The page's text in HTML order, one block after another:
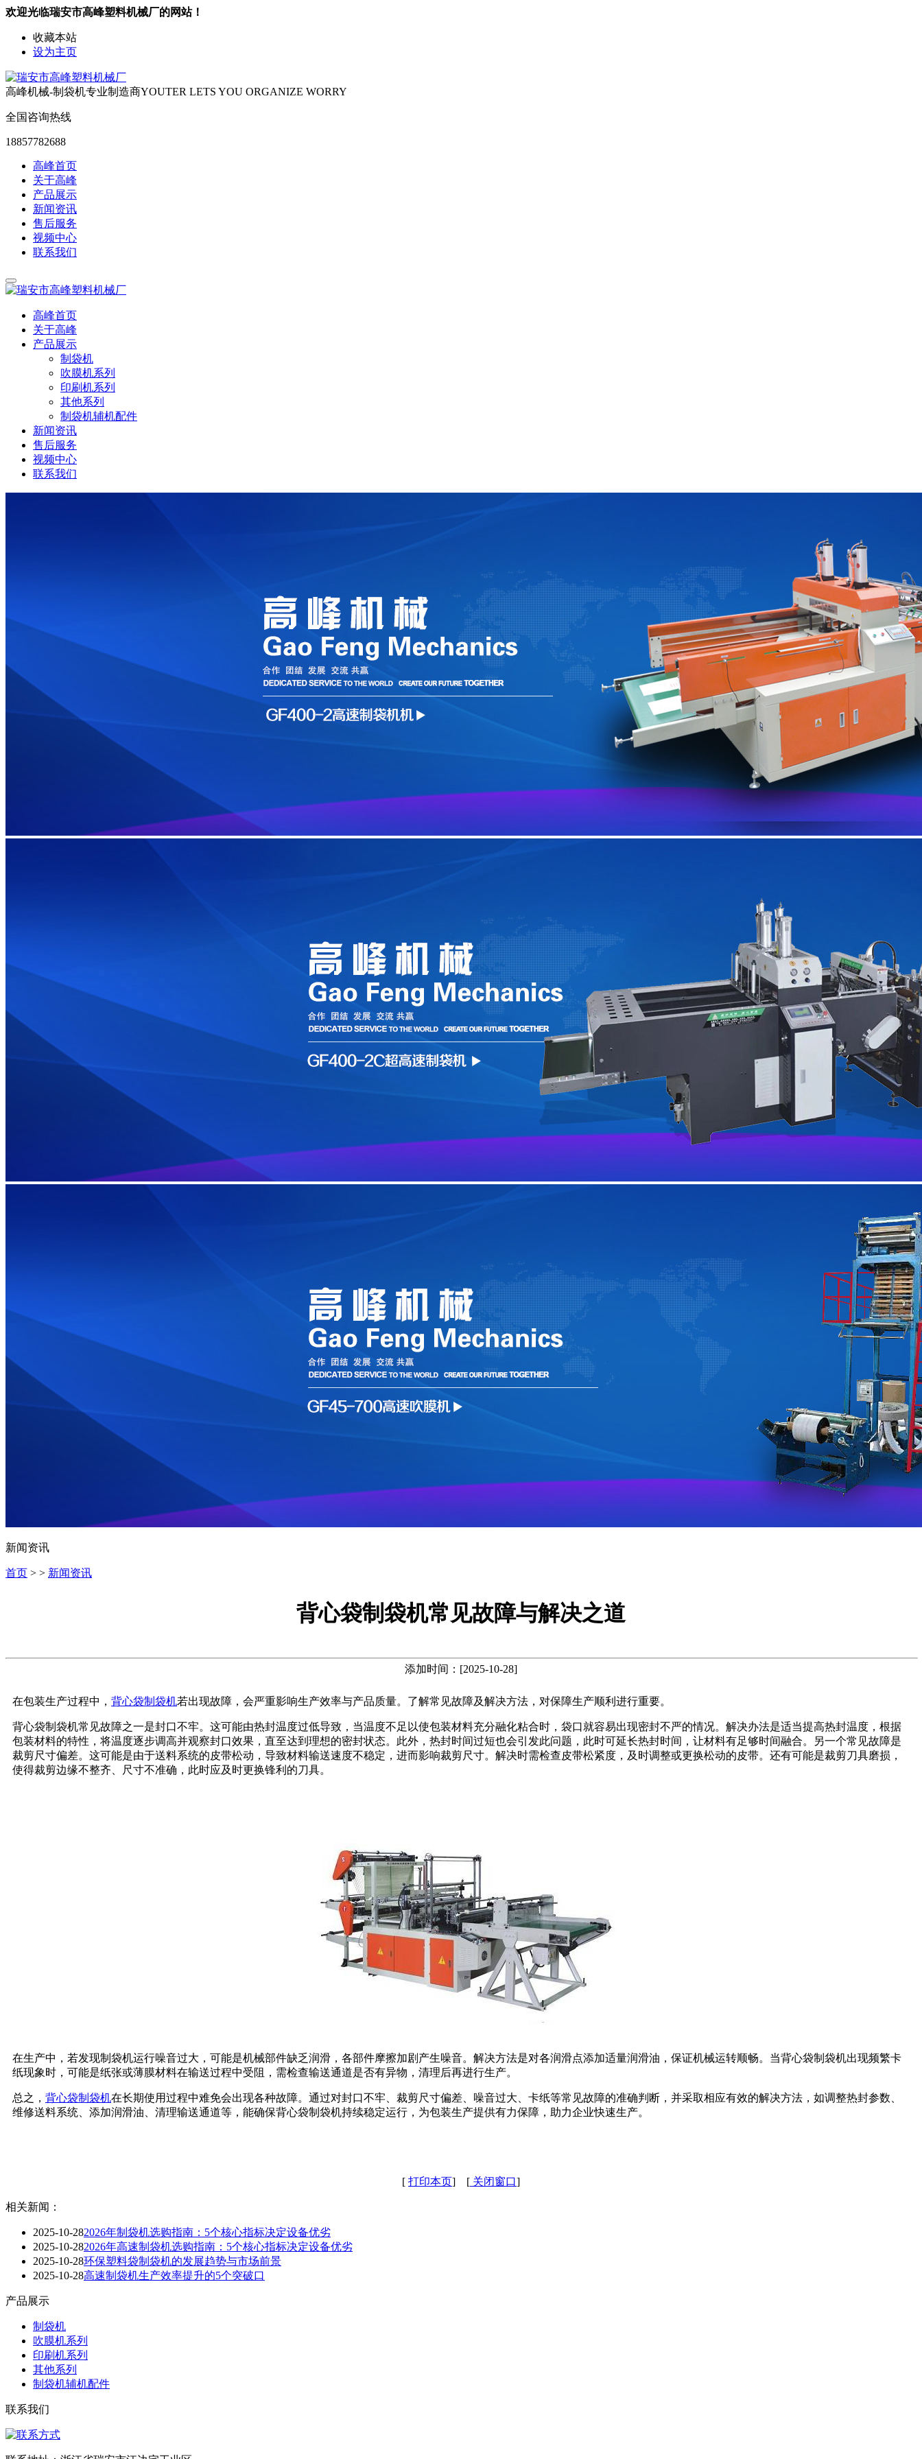
欢迎光临瑞安市高峰塑料机械厂的网站！
收藏本站
设为主页
高峰机械-制袋机专业制造商YOUTER LETS YOU ORGANIZE WORRY
全国咨询热线
18857782688
高峰首页
关于高峰
产品展示
新闻资讯
售后服务
视频中心
联系我们
高峰首页
关于高峰
产品展示
制袋机
吹膜机系列
印刷机系列
其他系列
制袋机辅机配件
新闻资讯
售后服务
视频中心
联系我们
新闻资讯
首页 > > 新闻资讯
背心袋制袋机常见故障与解决之道
添加时间：[2025-10-28]
在包装生产过程中， 背心袋制袋机若出现故障，会严重影响生产效率与产品质量。了解常见故障及解决方法，对保障生产顺利进行重要。
背心袋制袋机常见故障之一是封口不牢。这可能由热封温度过低导致，当温度不足以使包装材料充分融化粘合时，袋口就容易出现密封不严的情况。解决办法是适当提高热封温度，根据
包装材料的特性，将温度逐步调高并观察封口效果，直至达到理想的密封状态。此外，热封时间过短也会引发此问题，此时可延长热封时间，让材料有足够时间融合。另一个常见故障是
裁剪尺寸偏差。这可能是由于送料系统的皮带松动，导致材料输送速度不稳定，进而影响裁剪尺寸。解决时需检查皮带松紧度，及时调整或更换松动的皮带。还有可能是裁剪刀具磨损，
使得裁剪边缘不整齐、尺寸不准确，此时应及时更换锋利的刀具。
在生产中，若发现制袋机运行噪音过大，可能是机械部件缺乏润滑，各部件摩擦加剧产生噪音。解决方法是对各润滑点添加适量润滑油，保证机械运转顺畅。当背心袋制袋机出现频繁卡
纸现象时，可能是纸张或薄膜材料在输送过程中受阻，需检查输送通道是否有异物，清理后再进行生产。
总之， 背心袋制袋机在长期使用过程中难免会出现各种故障。通过对封口不牢、裁剪尺寸偏差、噪音过大、卡纸等常见故障的准确判断，并采取相应有效的解决方法，如调整热封参数、
维修送料系统、添加润滑油、清理输送通道等，能确保背心袋制袋机持续稳定运行，为包装生产提供有力保障，助力企业快速生产。
[ 打印本页] [ 关闭窗口]
相关新闻：
2025-10-282026年制袋机选购指南：5个核心指标决定设备优劣
2025-10-282026年高速制袋机选购指南：5个核心指标决定设备优劣
2025-10-28环保塑料袋制袋机的发展趋势与市场前景
2025-10-28高速制袋机生产效率提升的5个突破口
产品展示
制袋机
吹膜机系列
印刷机系列
其他系列
制袋机辅机配件
联系我们